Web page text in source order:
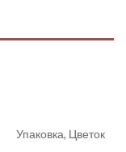
Упаковка, Цветок